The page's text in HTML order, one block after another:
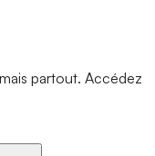
partout. Accédez